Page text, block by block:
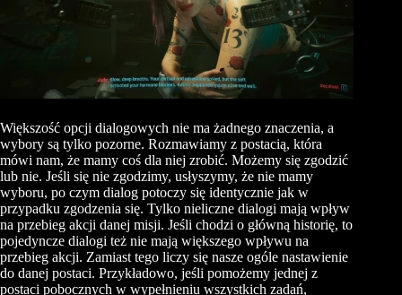
Większość opcji dialogowych nie ma żadnego znaczenia, a
wybory są tylko pozorne. Rozmawiamy z postacią, która
mówi nam, że mamy coś dla niej zrobić. Możemy się zgodzić
lub nie. Jeśli się nie zgodzimy, usłyszymy, że nie mamy
wyboru, po czym dialog potoczy się identycznie jak w
przypadku zgodzenia się. Tylko nieliczne dialogi mają wpływ
na przebieg akcji danej misji. Jeśli chodzi o główną historię, to
pojedyncze dialogi też nie mają większego wpływu na
przebieg akcji. Zamiast tego liczy się nasze ogóle nastawienie
do danej postaci. Przykładowo, jeśli pomożemy jednej z
postaci pobocznych w wypełnieniu wszystkich zadań,